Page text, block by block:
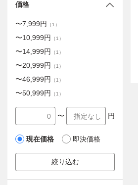
価格
〜7,999円 （1 ）
〜10,999円 （1 ）
〜14,999円 （1 ）
〜20,999円 （1 ）
〜46,999円 （1 ）
〜50,999円 （1 ）
〜 円
現在価格 即決価格
絞り込む